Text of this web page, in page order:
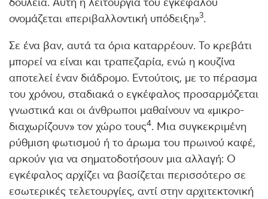
ονομάζεται «περιβαλλοντική υπόδειξη»3.
Σε ένα βαν, αυτά τα όρια καταρρέουν. Το κρεβάτι
μπορεί να είναι και τραπεζαρία, ενώ η κουζίνα
αποτελεί έναν διάδρομο. Εντούτοις, με το πέρασμα
του χρόνου, σταδιακά ο εγκέφαλος προσαρμόζεται
γνωστικά και οι άνθρωποι μαθαίνουν να «μικρο-
διαχωρίζουν» τον χώρο τους4. Μια συγκεκριμένη
ρύθμιση φωτισμού ή το άρωμα του πρωινού καφέ,
αρκούν για να σηματοδοτήσουν μια αλλαγή: Ο
εγκέφαλος αρχίζει να βασίζεται περισσότερο σε
εσωτερικές τελετουργίες, αντί στην αρχιτεκτονική